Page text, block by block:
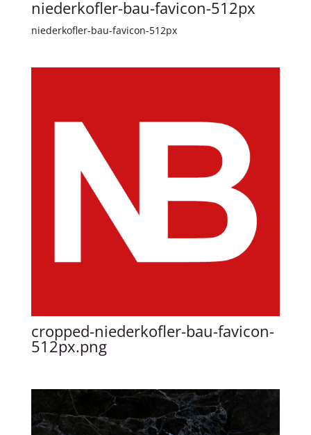
niederkofler-bau-favicon-512px
niederkofler-bau-favicon-512px
cropped-niederkofler-bau-favicon-
512px.png